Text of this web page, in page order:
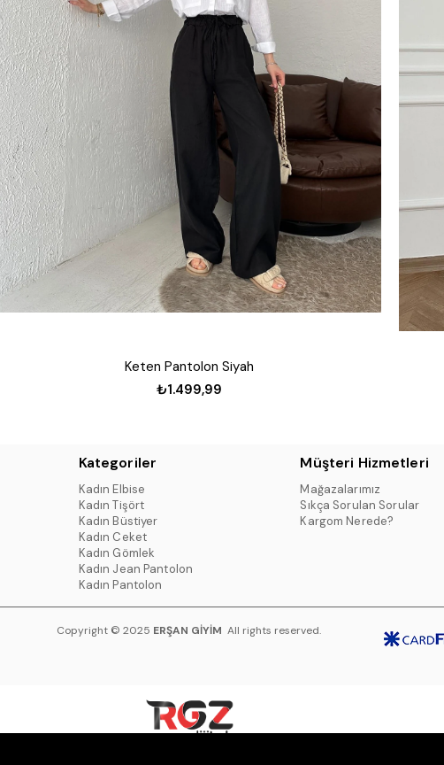
Keten Pantolon Siyah
₺1.499,99
Kategoriler
Kadın Elbise
Kadın Tişört
Kadın Büstiyer
Kadın Ceket
Kadın Gömlek
Kadın Jean Pantolon
Kadın Pantolon
Müşteri Hizmetleri
Mağazalarımız
Sıkça Sorulan Sorular
Kargom Nerede?
Copyright © 2025 ERŞAN GİYİM All rights reserved.